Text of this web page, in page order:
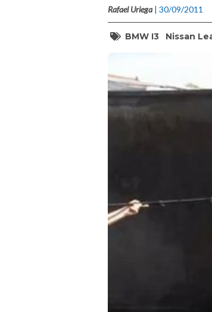
Rafael Uriega | 30/09/2011
BMW I3 Nissan